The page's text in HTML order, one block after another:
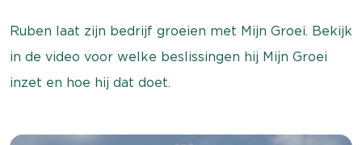
Ruben laat zijn bedrijf groeien met Mijn Groei. Bekijk
in de video voor welke beslissingen hij Mijn Groei
inzet en hoe hij dat doet.